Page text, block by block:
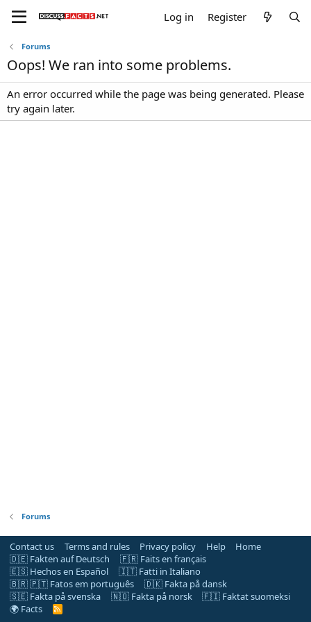
Log in Register
Forums
Oops! We ran into some problems.
An error occurred while the page was being generated. Please
try again later.
Forums
Contact us Terms and rules Privacy policy Help
Home
🇩🇪 Fakten auf Deutsch
🇫🇷 Faits en français
🇪🇸 Hechos en Español
🇮🇹 Fatti in Italiano
🇧🇷 🇵🇹 Fatos em português
🇩🇰 Fakta på dansk
🇸🇪 Fakta på svenska
🇳🇴 Fakta på norsk
🇫🇮 Faktat suomeksi
🌍 Facts
R